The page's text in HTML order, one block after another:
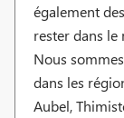
également
rester dans
Nous
dans les
Aubel,